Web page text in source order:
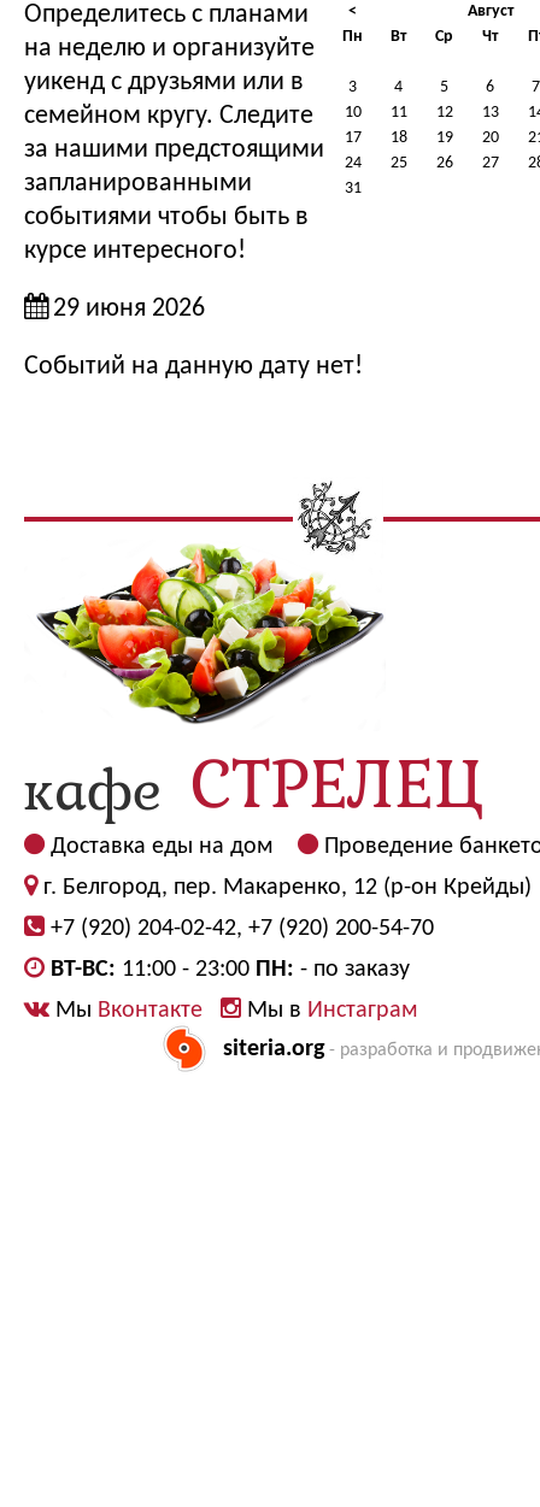
<
Август
Пн
Вт Ср Чт
3 4 5 6
7
10
11 12 13
17
18 19 20
24
25 26 27
31
Определитесь с планами
на неделю и организуйте
уикенд с друзьями или в
семейном кругу. Следите
за нашими предстоящими
запланированными
событиями чтобы быть в
курсе интересного!
29 июня 2026
Событий на данную дату нет!
Доставка еды на дом
Проведение
г. Белгород, пер. Макаренко, 12 (р-он Крейды)
+7 (920) 204-02-42, +7 (920) 200-54-70
ВТ-ВС: 11:00 - 23:00 ПН: - по заказу
Мы Вконтакте Мы в Инстаграм
siteria.org- разработка и